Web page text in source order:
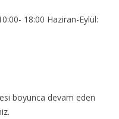
18:00 Haziran-Eylül:
boyunca devam eden